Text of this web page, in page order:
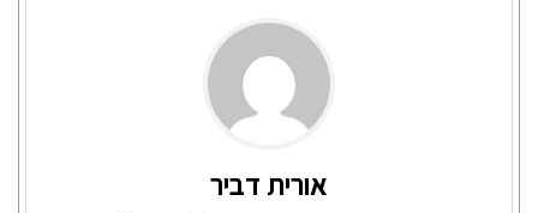
אורית דביר